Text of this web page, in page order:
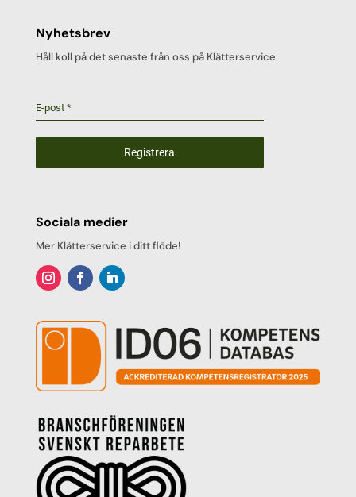
Nyhetsbrev
Håll koll på det senaste från oss på Klätterservice.
E-post *
Registrera
Sociala medier
Mer Klätterservice i ditt flöde!